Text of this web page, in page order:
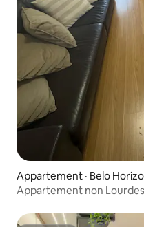
Appartement · Belo
Appartement non